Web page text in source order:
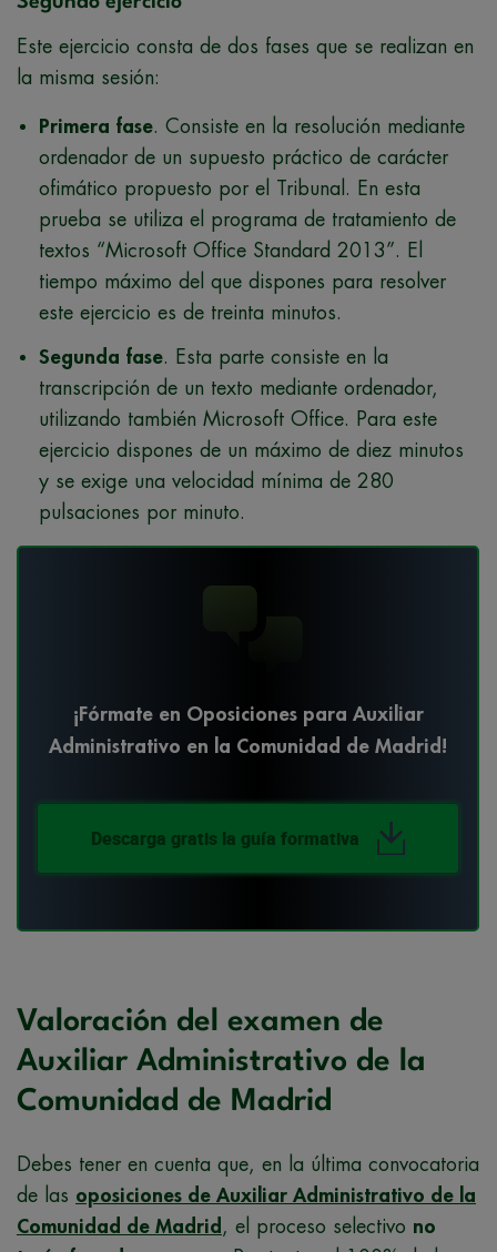
Este ejercicio consta de dos fases que se realizan en
la misma sesión:
Primera fase. Consiste en la resolución mediante
ordenador de un supuesto práctico de carácter
ofimático propuesto por el Tribunal. En esta
prueba se utiliza el programa de tratamiento de
textos “Microsoft Office Standard 2013”. El
tiempo máximo del que dispones para resolver
este ejercicio es de treinta minutos.
Segunda fase. Esta parte consiste en la
transcripción de un texto mediante ordenador,
utilizando también Microsoft Office. Para este
ejercicio dispones de un máximo de diez minutos
y se exige una velocidad mínima de 280
pulsaciones por minuto.
¡Fórmate en Oposiciones para Auxiliar
Administrativo en la Comunidad de Madrid!
Descarga gratis la guía formativa
Valoración del examen de
Auxiliar Administrativo de la
Comunidad de Madrid
Debes tener en cuenta que, en la última convocatoria
de las oposiciones de Auxiliar Administrativo de la
Comunidad de Madrid , el proceso selectivo no